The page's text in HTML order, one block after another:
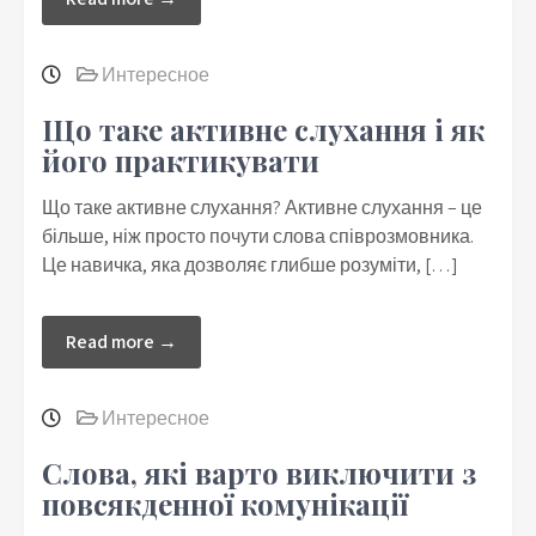
Интересное
Що таке активне слухання і як
його практикувати
Що таке активне слухання? Активне слухання – це
більше, ніж просто почути слова співрозмовника.
Це навичка, яка дозволяє глибше розуміти, […]
Read more →
Интересное
Слова, які варто виключити з
повсякденної комунікації